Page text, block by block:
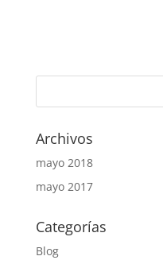
Archivos
mayo 2018
mayo 2017
Categorías
Blog